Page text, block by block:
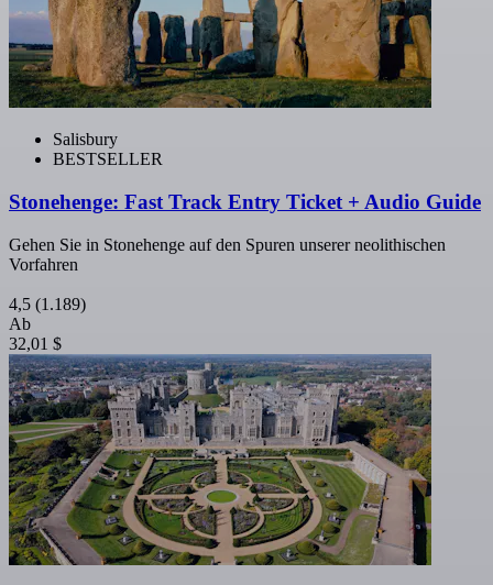
Salisbury
BESTSELLER
Stonehenge: Fast Track Entry Ticket + Audio Guide
Gehen Sie in Stonehenge auf den Spuren unserer neolithischen
Vorfahren
4,5 (1.189)
Ab
32,01 $